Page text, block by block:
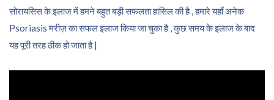
सोरायसिस के इलाज में हमने बहुत बड़ी सफलता हासिल की है , हमारे यहाँ अनेक
Psoriasis मरीज़ का सफल इलाज किया जा चुका है , कुछ समय के इलाज के बाद
यह पूरी तरह ठीक हो जाता है |